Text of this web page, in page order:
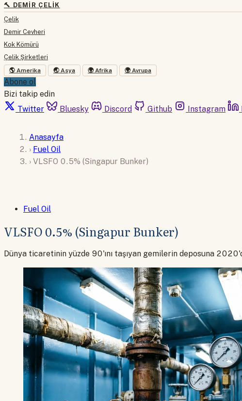
🔨 DEMIR ÇELIK
Çelik
Demir Cevheri
Kok Kömürü
Çelik Şirketleri
🌎 Amerika 🌏 Asya 🌍 Afrika 🌍 Avrupa
Abone ol
Bizi takip edin
Twitter
Bluesky Discord Github Instagram
Anasayfa
› Fuel Oil
› VLSFO 0.5% (Singapur Bunker)
Fuel Oil
VLSFO 0.5% (Singapur Bunker)
Dünya ticaretinin yüzde 90'ını taşıyan gemilerin deposuna